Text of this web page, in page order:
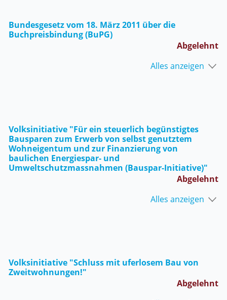
Bundesgesetz vom 18. März 2011 über die
Buchpreisbindung (BuPG)
Abgelehnt
Alles anzeigen
Volksinitiative "Für ein steuerlich begünstigtes
Bausparen zum Erwerb von selbst genutztem
Wohneigentum und zur Finanzierung von
baulichen Energiespar- und
Umweltschutzmassnahmen (Bauspar-Initiative)"
Abgelehnt
Alles anzeigen
Volksinitiative "Schluss mit uferlosem Bau von
Zweitwohnungen!"
Abgelehnt